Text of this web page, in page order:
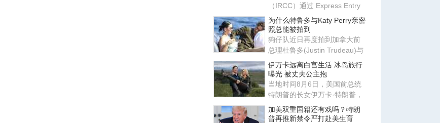
（IRCC）通过 Express Entry
系统发出新一轮邀请，邀请更
多
为什么特鲁多与Katy Perry亲密
照总能被拍到
狗仔队近日再度拍到加拿大前
总理杜鲁多(Justin Trudeau)与
美国歌手姬蒂派莉(Katy Perr
伊万卡远离白宫生活 冰岛旅行
曝光 被丈夫公主抱
当地时间8月6日，美国前总统
特朗普的长女伊万卡·特朗普，
与丈夫贾里德·库什纳现身冰
加美双重国籍还有戏吗？特朗
普再推新禁令严打赴美生育